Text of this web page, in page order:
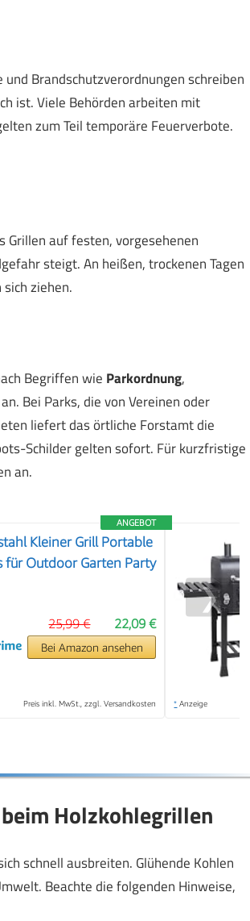
Brandschutzverordnungen schreiben
ist. Viele Behörden arbeiten mit
zum Teil temporäre Feuerverbote.
Grillen auf festen, vorgesehenen
steigt. An heißen, trockenen Tagen
ziehen.
Begriffen wie Parkordnung,
Bei Parks, die von Vereinen oder
liefert das örtliche Forstamt die
Schilder gelten sofort. Für kurzfristige
an.
ANGEBOT
Kleiner Grill Portable
für Outdoor Garten Party
22,09 €
25,99 €
Bei Amazon ansehen
Preis inkl. MwSt., zzgl. Versandkosten * Anzeige
❯
Holzkohlegrillen
schnell ausbreiten. Glühende Kohlen
Beachte die folgenden Hinweise,